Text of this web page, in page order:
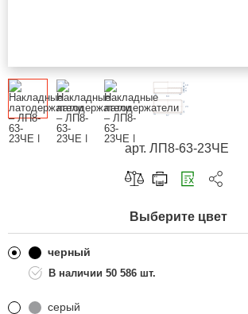
арт. ЛП8-63-23ЧЕ
Скопировать ссылку
Telegram
Одноклассники
Выберите цвет
черный
50 586 шт.
серый